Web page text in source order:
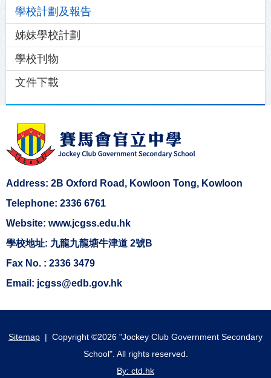
學校計劃及報告
姊妹學校計劃
學校刊物
文件下載
Address: 2B Oxford Road, Kowloon Tong, Kowloon
Telephone: 2336 6761
Website: www.jcgss.edu.hk
學校地址: 九龍九龍塘牛津道 2號B
Fax No. : 2336 3479
Email: jcgss@edb.gov.hk
Sitemap | Copyright ©2026 "Jockey Club Government Secondary
School". All rights reserved.
By: ctd.hk